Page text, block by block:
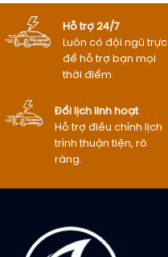
Hỗ trợ 24/7
Luôn có đội ngũ trực
để hỗ trợ bạn mọi
thời điểm.
Đổi lịch linh hoạt
Hỗ trợ điều chỉnh lịch
trình thuận tiện, rõ
ràng.